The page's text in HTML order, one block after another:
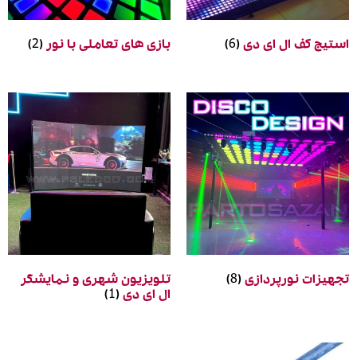
کف ال ای دی (6) بازی های تعاملی با نور (2)
نورپردازی(8)
تلویزیون شهری و نمایشگر
ال ای دی (1)